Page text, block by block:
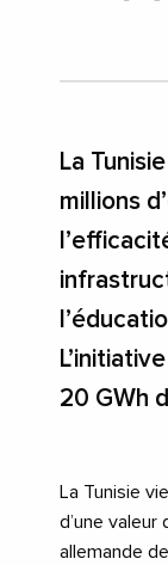
La
millions
20 GWh
La Tunisie
d’une valeur
allemande